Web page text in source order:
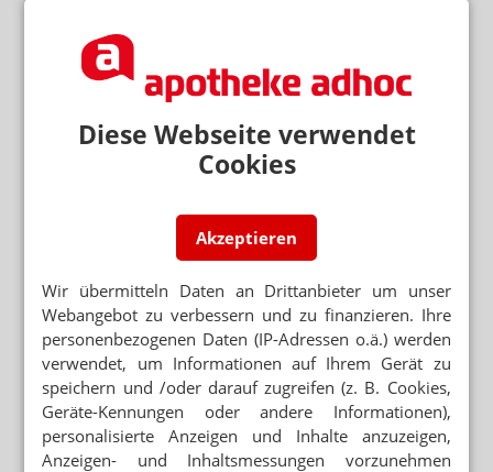
Diese Webseite verwendet
Cookies
Akzeptieren
Wir übermitteln Daten an Drittanbieter um unser
Webangebot zu verbessern und zu finanzieren. Ihre
personenbezogenen Daten (IP-Adressen o.ä.) werden
verwendet, um Informationen auf Ihrem Gerät zu
speichern und /oder darauf zugreifen (z. B. Cookies,
Geräte-Kennungen oder andere Informationen),
personalisierte Anzeigen und Inhalte anzuzeigen,
Anzeigen- und Inhaltsmessungen vorzunehmen
HESSEN
Apotheker bestätigen HAV-Vorstand
LIEFERENGPÄSSE
Jetzt fehlt auch Ibu-OTC
Die Eichhörnchen-Methode
„Hier treibt niemand mehr irgendetwas auf“
Mehr zum Thema
KRITIK AN GESETZGEBUNGSVERFAHREN
Länder verärgert über Hauruck-Sparpaket